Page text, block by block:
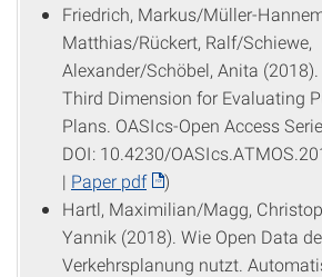
Friedrich, Markus/Müller-
Matthias/Rückert, Ralf/Schiewe,
Alexander/Schöbel, Anita
Third Dimension for Evaluating
Plans. OASIcs-Open Access
DOI: 10.4230/
| Paper pdf
)
Hartl, Maximilian/Magg,
Yannik (2018). Wie Open Data
Verkehrsplanung nutzt.